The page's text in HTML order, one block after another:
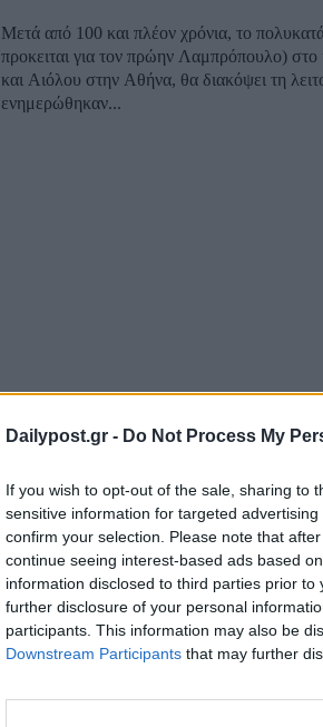
Dailypost.gr - Do Not Process My
If you wish to opt-out of the sale, sharing to
sensitive information for targeted
confirm your selection. Please note that
continue seeing interest-based ads based
information disclosed to third parties prior
further disclosure of your personal
participants. This information may also be
Downstream Participants that may further
Μετά από 100 και πλέον χρόνια, το
προκειται για τον πρώην Λαμπρόπουλο)
και Αιόλου στην Αθήνα, θα διακόψει τη
ενημερώθηκαν...